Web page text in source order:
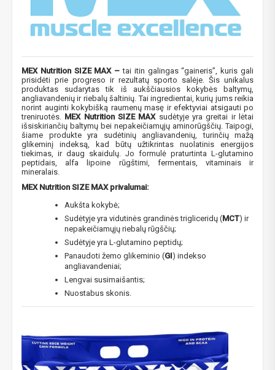
MEX Nutrition SIZE MAX – tai itin galingas “gaineris”, kuris gali
prisidėti prie progreso ir rezultatų sporto salėje. Šis unikalus
produktas sudarytas tik iš aukščiausios kokybės baltymų,
angliavandenių ir riebalų šaltinių. Tai ingredientai, kurių jums reikia
norint auginti kokybišką raumenų masę ir efektyviai atsigauti po
treniruotės. MEX Nutrition SIZE MAXsudėtyje yra greitai ir lėtai
išsiskiriančių baltymų bei nepakeičiamųjų aminorūgščių. Taipogi,
šiame produkte yra sudėtinių angliavandenių, turinčių mažą
glikeminį indeksą, kad būtų užtikrintas nuolatinis energijos
tiekimas, ir daug skaidulų. Jo formulė praturtinta L-glutamino
peptidais, alfa lipoine rūgštimi, fermentais, vitaminais ir
mineralais.
MEX Nutrition SIZE MAX privalumai:
Aukšta kokybė;
Sudėtyje yra vidutinės grandinės trigliceridų (MCT) ir
nepakeičiamųjų riebalų rūgščių;
Sudėtyje yra L-glutamino peptidų;
Panaudoti žemo glikeminio (GI) indekso
angliavandeniai;
Lengvai susimaišantis;
Nuostabus skonis.